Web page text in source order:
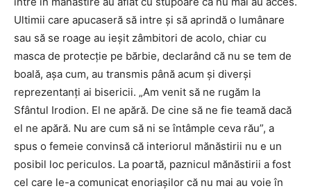
Ultimii care apucaseră să intre și să aprindă o lumânare
sau să se roage au ieșit zâmbitori de acolo, chiar cu
masca de protecție pe bărbie, declarând că nu se tem de
boală, așa cum, au transmis până acum și diverși
reprezentanți ai bisericii. „Am venit să ne rugăm la
Sfântul Irodion. El ne apără. De cine să ne fie teamă dacă
el ne apără. Nu are cum să ni se întâmple ceva rău”, a
spus o femeie convinsă că interiorul mănăstirii nu e un
posibil loc periculos. La poartă, paznicul mănăstirii a fost
cel care le-a comunicat enoriașilor că nu mai au voie în